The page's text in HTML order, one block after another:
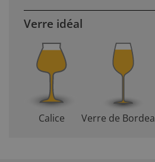
Verre idéal
Calice Verre de